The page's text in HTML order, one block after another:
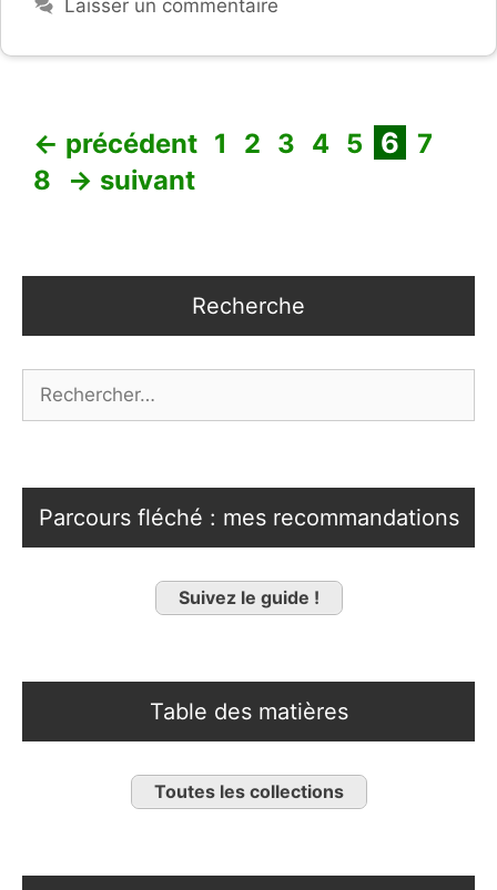
Laisser un commentaire
← précédent Page
1 Page
2 Page
3 Page
4 Page
5 Page
6 Page
7
8
→ suivant
Recherche
Parcours fléché : mes recommandations
Suivez le guide !
Table des matières
Toutes les collections